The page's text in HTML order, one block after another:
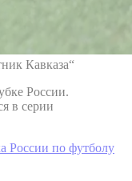
Кавказа“
России.
в серии
России по футболу